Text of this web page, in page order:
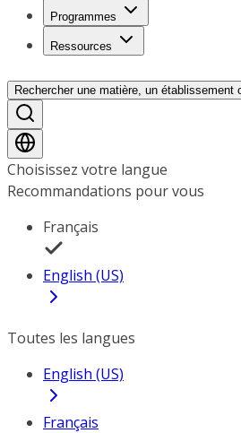
Programmes
Ressources
Rechercher une matière, un établissement
Choisissez votre langue
Recommandations pour vous
Français
English (US)
Toutes les langues
English (US)
Français